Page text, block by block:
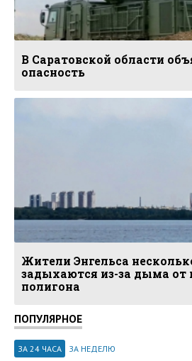
В Саратовской области
опасность
Жители Энгельса
задыхаются из-за дыма от
полигона
ПОПУЛЯРНОЕ
ЗА 24 ЧАСА ЗА НЕДЕЛЮ